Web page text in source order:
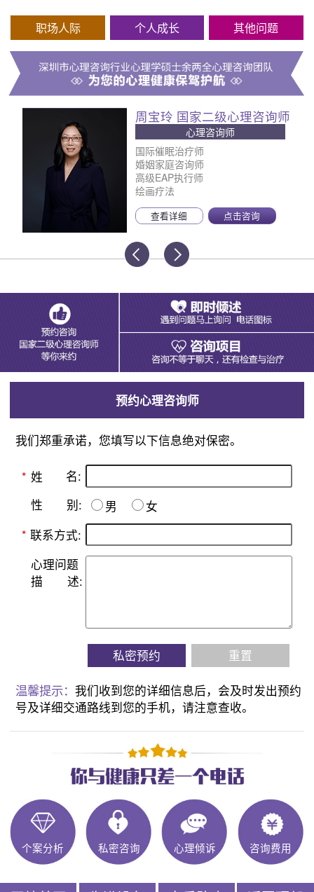
职场人际 个人成长 其他问题
周宝玲 国家二级心理咨询师
心理咨询师
国际催眠治疗师
婚姻家庭咨询师
高级EAP执行师
绘画疗法
查看详细 点击咨询
预约心理咨询师
我们郑重承诺，您填写以下信息绝对保密。
* 姓 名:
性 别: 男
女
* 联系方式:
心理问题
描
述:
私密预约 重置
温馨提示：我们收到您的详细信息后，会及时发出预约
号及详细交通路线到您的手机，请注意查收。
个案分析 私密咨询 心理倾诉 咨询费用